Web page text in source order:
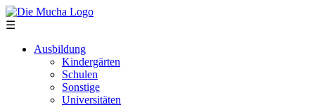
Direkt zum Inhalt
☰
Ausbildung
Kindergärten
Schulen
Sonstige
Universitäten